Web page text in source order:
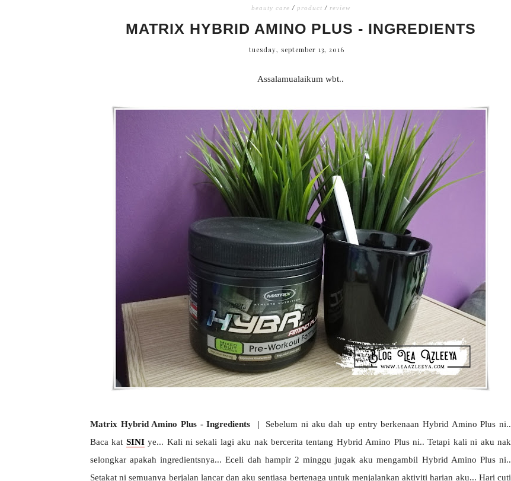
beauty care / product / review
MATRIX HYBRID AMINO PLUS - INGREDIENTS
tuesday, september 13, 2016
Assalamualaikum wbt..
Matrix Hybrid Amino Plus - Ingredients |Sebelum ni aku dah up entry berkenaan Hybrid Amino Plus ni..
Baca kat SINIye... Kali ni sekali lagi aku nak bercerita tentang Hybrid Amino Plus ni.. Tetapi kali ni aku nak
selongkar apakah ingredientsnya... Eceli dah hampir 2 minggu jugak aku mengambil Hybrid Amino Plus ni..
Setakat ni semuanya berjalan lancar dan aku sentiasa bertenaga untuk menjalankan aktiviti harian aku... Hari cuti